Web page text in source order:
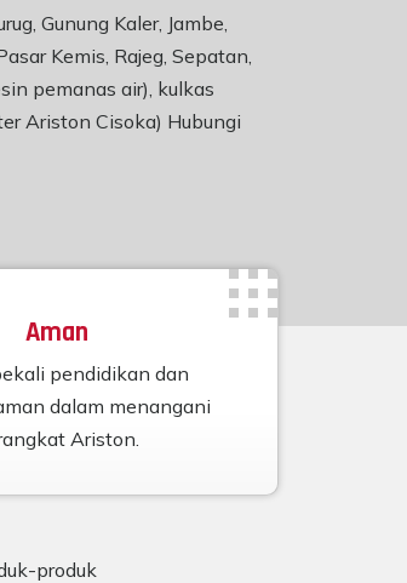
Gunung Kaler, Jambe,
Kemis, Rajeg, Sepatan,
pemanas air), kulkas
Ariston Cisoka) Hubungi
Aman
pendidikan dan
dalam menangani
Ariston.
produk